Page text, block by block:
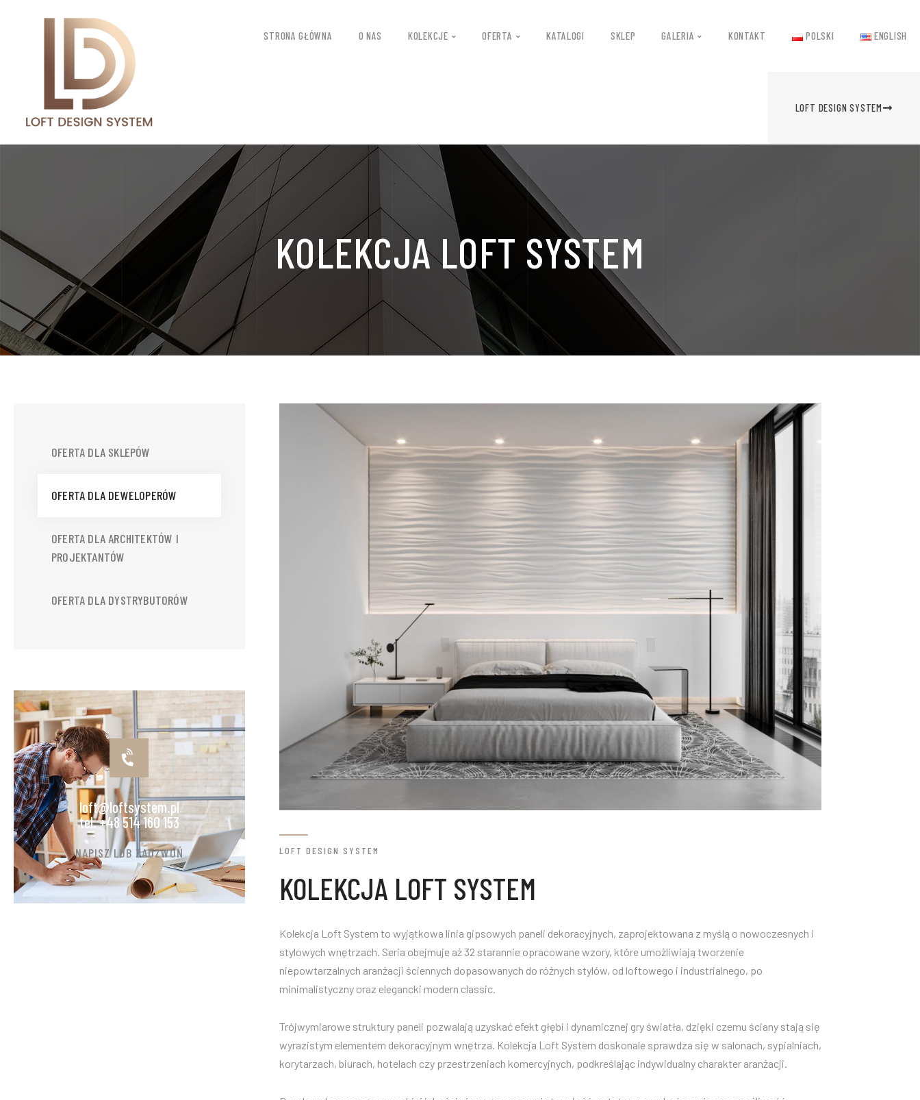
STRONA GŁÓWNA O NAS KOLEKCJE OFERTA KATALOGI SKLEP GALERIA KONTAKT POLSKI ENGLISH
LOFT DESIGN SYSTEM
KOLEKCJA LOFT SYSTEM
OFERTA DLA SKLEPÓW
OFERTA DLA DEWELOPERÓW
OFERTA DLA ARCHITEKTÓW I
PROJEKTANTÓW
OFERTA DLA DYSTRYBUTORÓW
loft@loftsystem.pl
tel. +48 514 160 153
NAPISZ LUB ZADZWOŃ LOFT DESIGN SYSTEM
KOLEKCJA LOFT SYSTEM
Kolekcja Loft System to wyjątkowa linia gipsowych paneli dekoracyjnych, zaprojektowana z myślą o nowoczesnych i
stylowych wnętrzach. Seria obejmuje aż 32 starannie opracowane wzory, które umożliwiają tworzenie
niepowtarzalnych aranżacji ściennych dopasowanych do różnych stylów, od loftowego i industrialnego, po
minimalistyczny oraz elegancki modern classic.
Trójwymiarowe struktury paneli pozwalają uzyskać efekt głębi i dynamicznej gry światła, dzięki czemu ściany stają się
wyrazistym elementem dekoracyjnym wnętrza. Kolekcja Loft System doskonale sprawdza się w salonach, sypialniach,
korytarzach, biurach, hotelach czy przestrzeniach komercyjnych, podkreślając indywidualny charakter aranżacji.